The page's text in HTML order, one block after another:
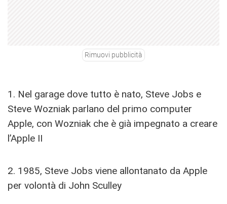
Rimuovi pubblicità
1. Nel garage dove tutto è nato, Steve Jobs e
Steve Wozniak parlano del primo computer
Apple, con Wozniak che è già impegnato a creare
l’Apple II
2. 1985, Steve Jobs viene allontanato da Apple
per volontà di John Sculley